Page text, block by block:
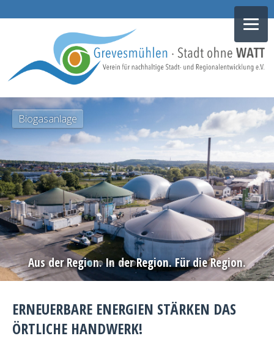
NAVIGATION
ÜBERSPRINGEN
Aus der Region. In der Region. Für die Region.
Biogasanlage
ERNEUERBARE ENERGIEN STÄRKEN DAS
ÖRTLICHE HANDWERK!